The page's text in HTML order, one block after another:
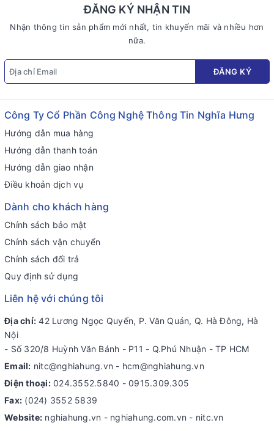
ĐĂNG KÝ NHẬN TIN
Nhận thông tin sản phẩm mới nhất, tin khuyến mãi và nhiều hơn
nữa.
ĐĂNG KÝ
Công Ty Cổ Phần Công Nghệ Thông Tin Nghĩa Hưng
Hướng dẫn mua hàng
Hướng dẫn thanh toán
Hướng dẫn giao nhận
Điều khoản dịch vụ
Dành cho khách hàng
Chính sách bảo mật
Chính sách vận chuyển
Chính sách đổi trả
Quy định sử dụng
Liên hệ với chúng tôi
Địa chỉ: 42 Lương Ngọc Quyến, P. Văn Quán, Q. Hà Đông, Hà
Nội
- Số 320/8 Huỳnh Văn Bánh - P11 - Q.Phú Nhuận - TP HCM
Email: nitc@nghiahung.vn - hcm@nghiahung.vn
Điện thoại: 024.3552.5840 - 0915.309.305
Fax: (024) 3552 5839
Website: nghiahung.vn - nghiahung.com.vn - nitc.vn